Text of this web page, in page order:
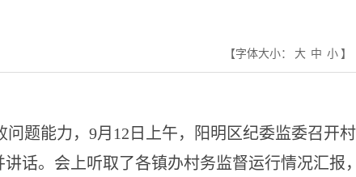
【字体大小： 大 中 小 】
题能力， 9月12日上午，阳明区纪委监委召开
话。会上听取了各镇办村务监督运行情况汇报